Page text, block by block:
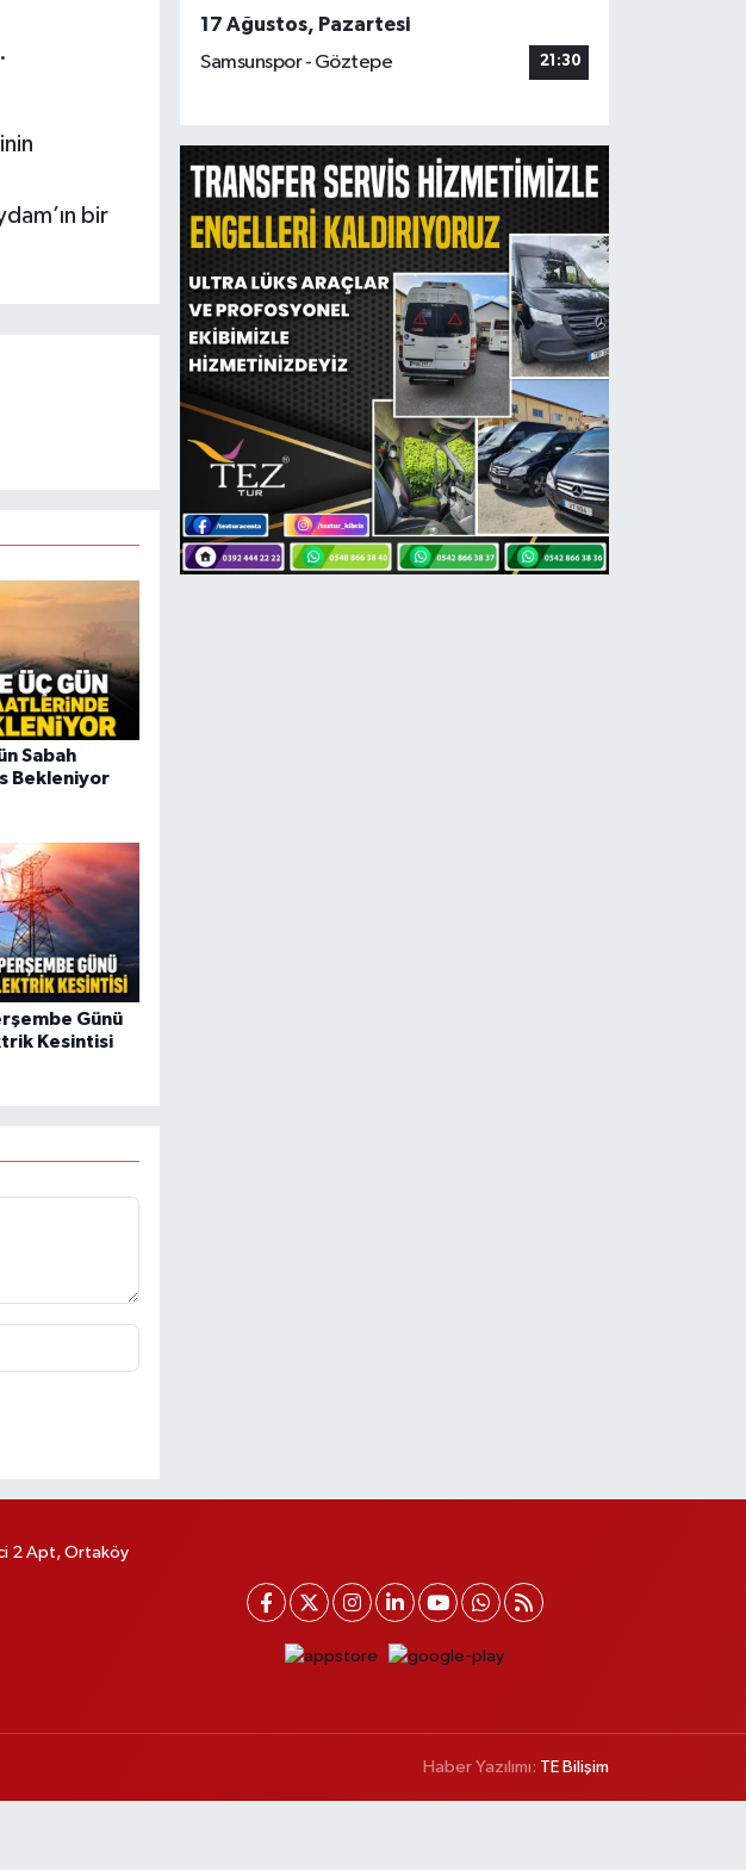
bir
Sabah
Bekleniyor
Günü
Kesintisi
17 Ağustos, Pazartesi
Samsunspor - Göztepe
21:30
2 Apt, Ortaköy
Haber Yazılımı: TE Bilişim